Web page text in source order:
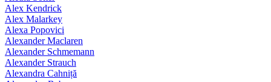
Alex Kendrick
Alex Malarkey
Alexa Popovici
Alexander Maclaren
Alexander Schmemann
Alexander Strauch
Alexandra Cahniță